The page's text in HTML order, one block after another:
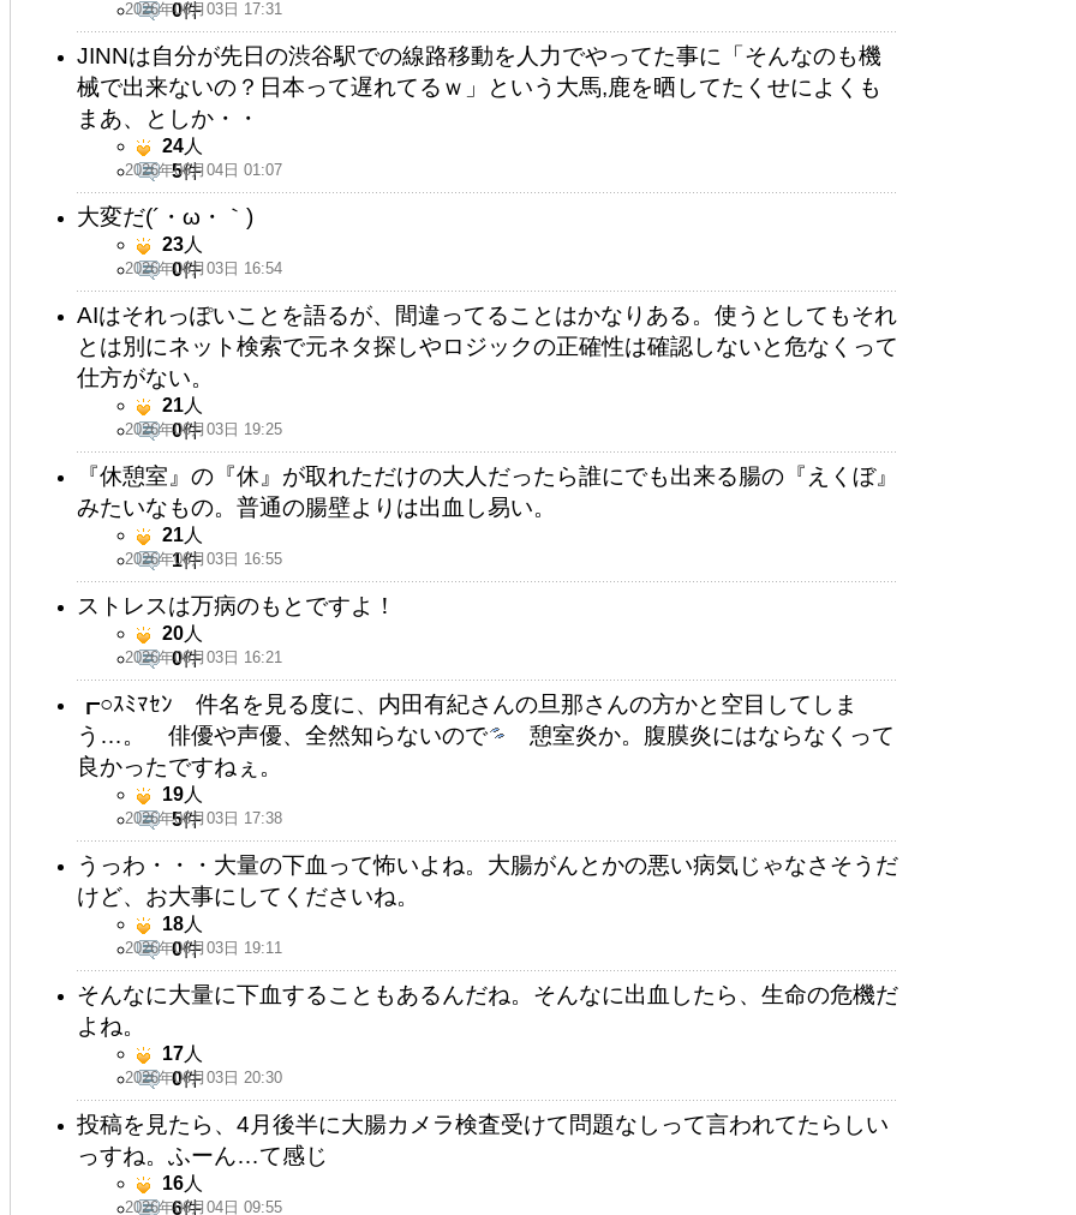
2026年06月03日 17:31
0件
JINNは自分が先日の渋谷駅での線路移動を人力でやってた事に「そんなのも機
械で出来ないの？日本って遅れてるｗ」という大馬,鹿を晒してたくせによくも
まあ、としか・・
2026年06月04日 01:07
24人
5件
大変だ(´・ω・｀)
2026年06月03日 16:54
23人
0件
AIはそれっぽいことを語るが、間違ってることはかなりある。使うとしてもそれ
とは別にネット検索で元ネタ探しやロジックの正確性は確認しないと危なくって
仕方がない。
2026年06月03日 19:25
21人
0件
『休憩室』の『休』が取れただけの大人だったら誰にでも出来る腸の『えくぼ』
みたいなもの。普通の腸壁よりは出血し易い。
2026年06月03日 16:55
21人
1件
ストレスは万病のもとですよ！
2026年06月03日 16:21
20人
0件
┏○ｽﾐﾏｾﾝ 件名を見る度に、内田有紀さんの旦那さんの方かと空目してしま
う…。 俳優や声優、全然知らないので
憩室炎か。腹膜炎にはならなくって
良かったですねぇ。
2026年06月03日 17:38
19人
5件
うっわ・・・大量の下血って怖いよね。大腸がんとかの悪い病気じゃなさそうだ
けど、お大事にしてくださいね。
2026年06月03日 19:11
18人
0件
そんなに大量に下血することもあるんだね。そんなに出血したら、生命の危機だ
よね。
2026年06月03日 20:30
17人
0件
投稿を見たら、4月後半に大腸カメラ検査受けて問題なしって言われてたらしい
っすね。ふーん…て感じ
2026年06月04日 09:55
16人
6件